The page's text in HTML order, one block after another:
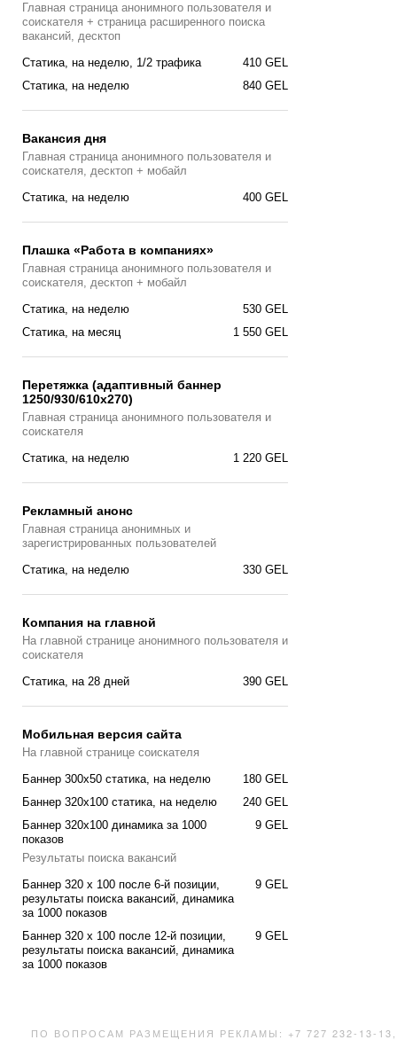
Главная страница анонимного пользователя и
соискателя + страница расширенного поиска
вакансий, десктоп
410 GEL
Статика, на неделю, 1/2 трафика
840 GEL
Статика, на неделю
Вакансия дня
Главная страницa анонимного пользователя и
соискателя, десктоп + мобайл
400 GEL
Cтатика, на неделю
Плашка «Работа в компаниях»
Главная страницa анонимного пользователя и
соискателя, десктоп + мобайл
530 GEL
Статика, на неделю
1 550 GEL
Статика, на месяц
Перетяжка (адаптивный баннер
1250/930/610х270)
Главная страницa анонимного пользователя и
соискателя
1 220 GEL
Статика, на неделю
Рекламный анонс
Главная страница анонимных и
зарегистрированных пользователей
330 GEL
Статика, на неделю
Компания на главной
На главной странице анонимного пользователя и
соискателя
390 GEL
Cтатика, на 28 дней
Мобильная версия сайта
На главной странице соискателя
180 GEL
Баннер 300x50 статика, на неделю
240 GEL
Баннер 320x100 статика, на неделю
9 GEL
Баннер 320x100 динамика за 1000
показов
Результаты поиска вакансий
9 GEL
Баннер 320 x 100 после 6-й позиции,
результаты поиска вакансий, динамика
за 1000 показов
9 GEL
Баннер 320 x 100 после 12-й позиции,
результаты поиска вакансий, динамика
за 1000 показов
ПО ВОПРОСАМ РАЗМЕЩЕНИЯ РЕКЛАМЫ: +7 727 232-13-13,